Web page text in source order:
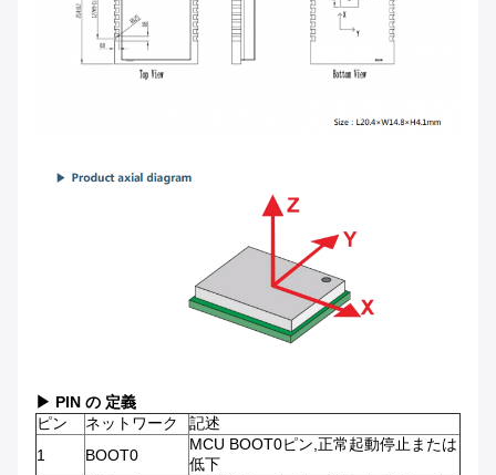
▶ PIN の 定義
ピン
ネットワーク
記述
1
BOOT0
MCU BOOT0ピン,正常起動停止または
低下